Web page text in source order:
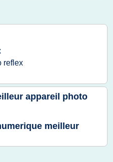
reflex
appareil photo
meilleur